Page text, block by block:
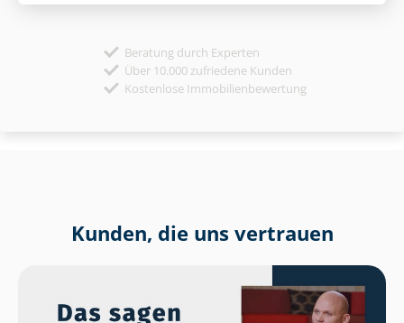
Beratung durch Experten
Über 10.000 zufriedene Kunden
Kostenlose Immobilienbewertung
Kunden, die uns vertrauen